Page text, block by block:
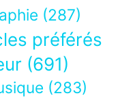
(287)
préférés
(691)
(283)